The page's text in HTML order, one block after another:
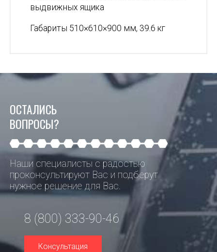
выдвижных ящика
Габариты 510×610×900 мм, 39.6 кг
ОСТАЛИСЬ
ВОПРОСЫ?
Наши специалисты с радостью
проконсультируют Вас и подберут
нужное решение для Вас.
8 (800) 333-90-46
Консультация